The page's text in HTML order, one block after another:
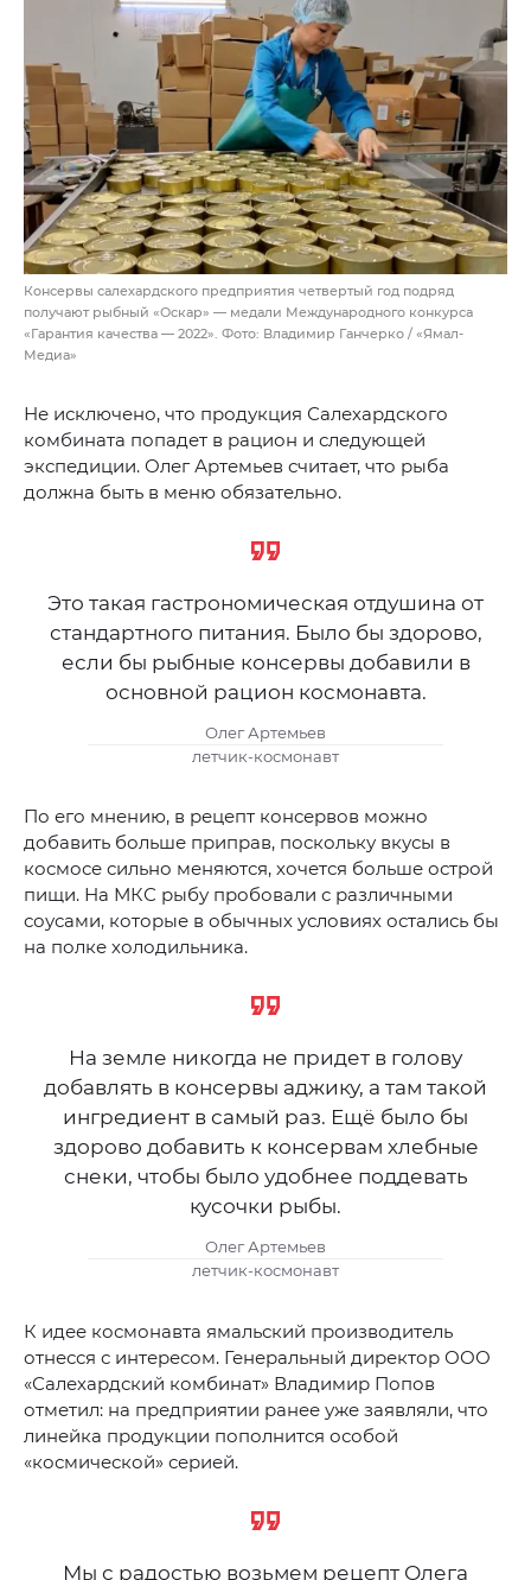
Консервы салехардского предприятия четвертый год подряд
получают рыбный «Оскар» — медали Международного конкурса
«Гарантия качества — 2022». Фото: Владимир Ганчерко / «Ямал-
Медиа»
Не исключено, что продукция Салехардского
комбината попадет в рацион и следующей
экспедиции. Олег Артемьев считает, что рыба
должна быть в меню обязательно.
Это такая гастрономическая отдушина от
стандартного питания. Было бы здорово,
если бы рыбные консервы добавили в
основной рацион космонавта.
Олег Артемьев
летчик-космонавт
По его мнению, в рецепт консервов можно
добавить больше приправ, поскольку вкусы в
космосе сильно меняются, хочется больше острой
пищи. На МКС рыбу пробовали с различными
соусами, которые в обычных условиях остались бы
на полке холодильника.
На земле никогда не придет в голову
добавлять в консервы аджику, а там такой
ингредиент в самый раз. Ещё было бы
здорово добавить к консервам хлебные
снеки, чтобы было удобнее поддевать
кусочки рыбы.
Олег Артемьев
летчик-космонавт
К идее космонавта ямальский производитель
отнесся с интересом. Генеральный директор ООО
«Салехардский комбинат» Владимир Попов
отметил: на предприятии ранее уже заявляли, что
линейка продукции пополнится особой
«космической» серией.
Мы с радостью возьмем рецепт Олега